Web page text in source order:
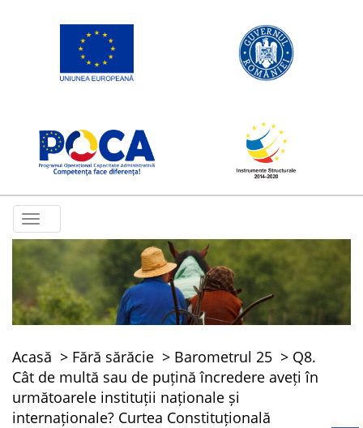
Toggle
navigation
Acasă Fără sărăcie Barometrul 25
Q8.
Cât de multă sau de puțină încredere aveți în
următoarele instituții naționale și
internaționale? Curtea Constituțională